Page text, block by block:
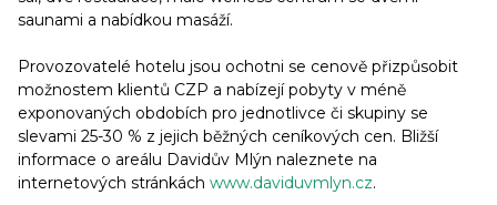
saunami a nabídkou masáží.
Provozovatelé hotelu jsou ochotni se cenově přizpůsobit
možnostem klientů CZP a nabízejí pobyty v méně
exponovaných obdobích pro jednotlivce či skupiny se
slevami 25-30 % z jejich běžných ceníkových cen. Bližší
informace o areálu Davidův Mlýn naleznete na
internetových stránkách www.daviduvmlyn.cz.